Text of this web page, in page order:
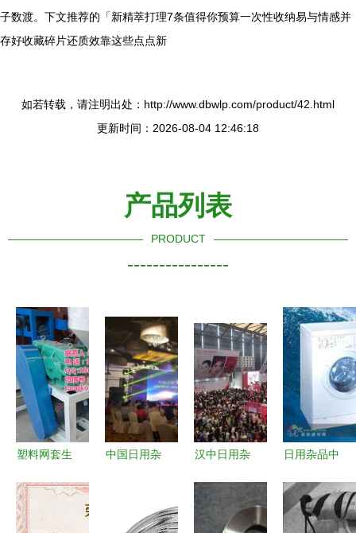
子数渡。下文推荐的「新精萃打理7条值得你预算一次性收纳易与情感并
存好收藏碎片还质效靠这些点点新
如若转载，请注明出处：http://www.dbwlp.com/product/42.html
更新时间：2026-08-04 12:46:18
产品列表
PRODUCT
----------------
塑料网套生
盟机械的匠
心科技，赋
中国日用杂
员会年会圆
汉中日用杂
的生活智慧
与变迁
日用杂品中